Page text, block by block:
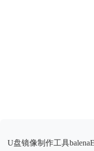
U盘镜像制作工具